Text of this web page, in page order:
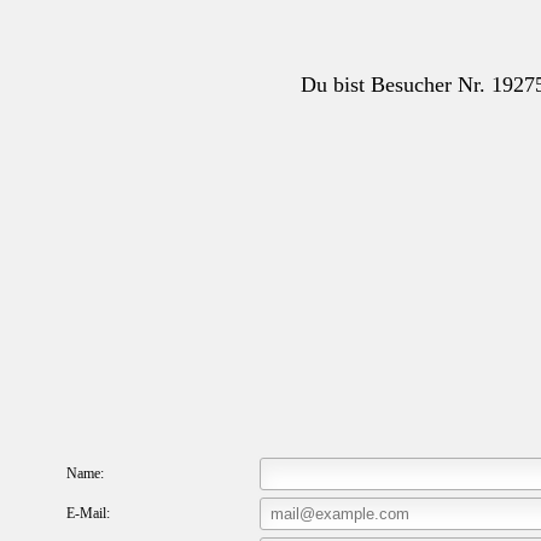
Du bist Besucher Nr.
Name:
E-Mail: